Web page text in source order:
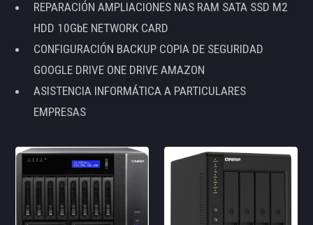
REPARACIÓN AMPLIACIONES NAS RAM SATA SSD M2
HDD 10GbE NETWORK CARD
CONFIGURACIÓN BACKUP COPIA DE SEGURIDAD
GOOGLE DRIVE ONE DRIVE AMAZON
ASISTENCIA INFORMÁTICA A PARTICULARES
EMPRESAS